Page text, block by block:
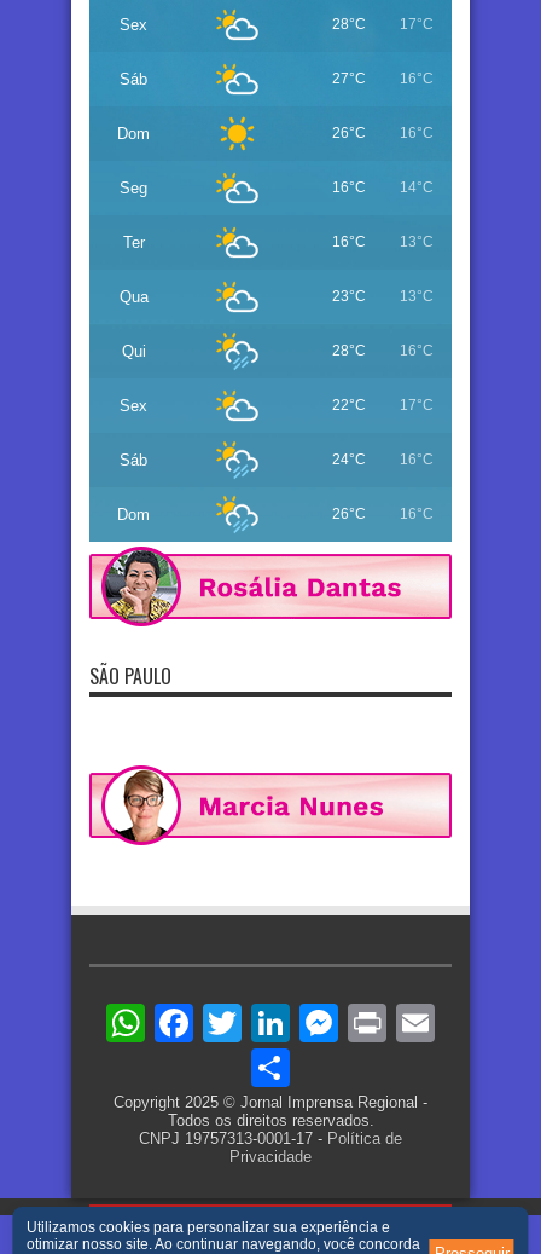
Sex 28°C 17°C
Sáb 27°C 16°C
Dom 26°C 16°C
Seg 16°C 14°C
Ter 16°C 13°C
Qua 23°C 13°C
Qui 28°C 16°C
Sex 22°C 17°C
Sáb 24°C 16°C
Dom 26°C 16°C
SÃO PAULO
WhatsApp
Facebook
TwitterLinkedIn
Messenger
Print
Copyright 2025 © Jornal Imprensa Regional -
Todos os direitos reservados.
CNPJ 19757313-0001-17 - Política de
Privacidade
Utilizamos cookies para personalizar sua experiência e
otimizar nosso site. Ao continuar navegando, você concorda